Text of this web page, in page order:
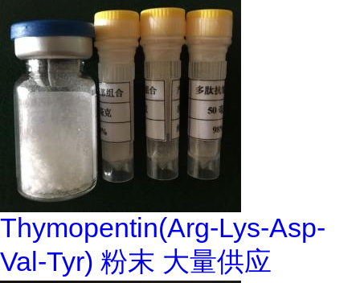
Thymopentin(Arg-Lys-Asp-
Val-Tyr) 粉末 大量供应